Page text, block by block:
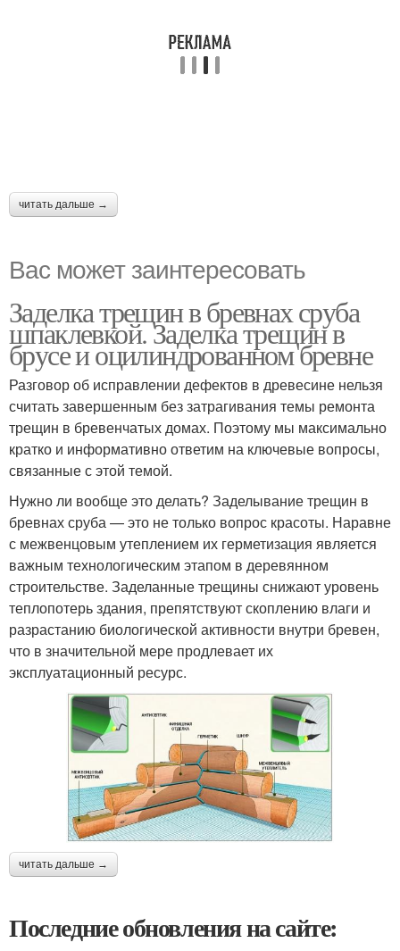
читать дальше →
Вас может заинтересовать
Заделка трещин в бревнах сруба
шпаклевкой. Заделка трещин в
брусе и оцилиндрованном бревне
Разговор об исправлении дефектов в древесине нельзя
считать завершенным без затрагивания темы ремонта
трещин в бревенчатых домах. Поэтому мы максимально
кратко и информативно ответим на ключевые вопросы,
связанные с этой темой.
Нужно ли вообще это делать? Заделывание трещин в
бревнах сруба — это не только вопрос красоты. Наравне
с межвенцовым утеплением их герметизация является
важным технологическим этапом в деревянном
строительстве. Заделанные трещины снижают уровень
теплопотерь здания, препятствуют скоплению влаги и
разрастанию биологической активности внутри бревен,
что в значительной мере продлевает их
эксплуатационный ресурс.
читать дальше →
Последние обновления на сайте: